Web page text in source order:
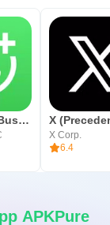
WhatsApp Business
X Corp.
6.4
APKPure